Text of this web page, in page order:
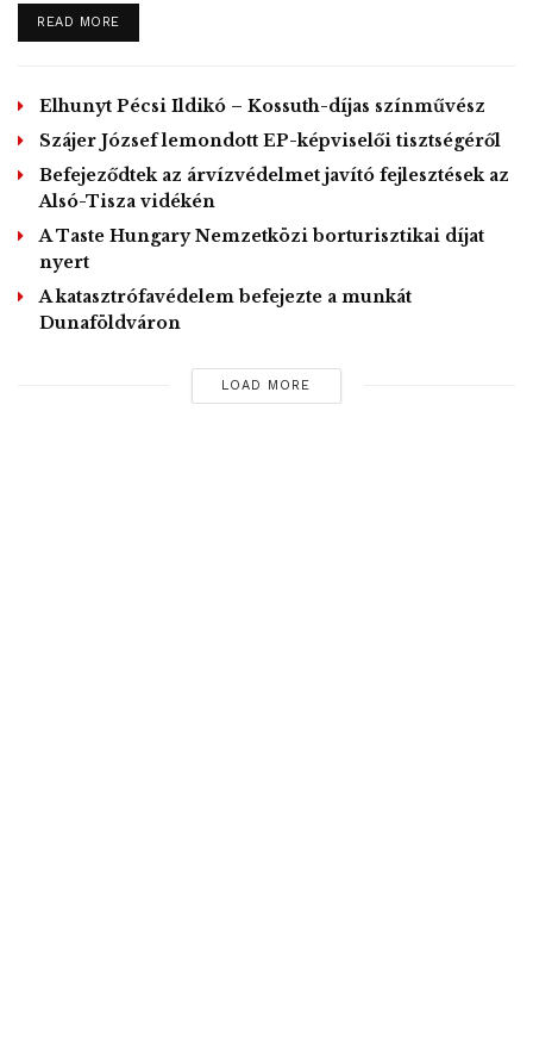
READ MOREDETAILS
Elhunyt Pécsi Ildikó – Kossuth-díjas színművész
Szájer József lemondott EP-képviselői tisztségéről
Befejeződtek az árvízvédelmet javító fejlesztések az
Alsó-Tisza vidékén
A Taste Hungary Nemzetközi borturisztikai díjat
nyert
A katasztrófavédelem befejezte a munkát
Dunaföldváron
LOAD MORE